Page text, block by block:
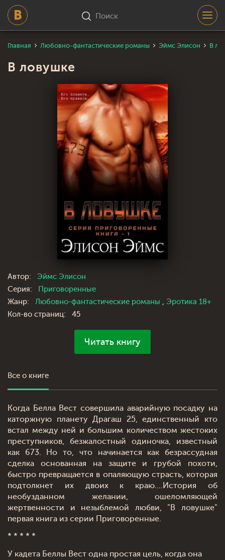
Поиск
Главная Любовно-фантастические романы Эймс Элисон В
В ловушке
Автор:
Эймс Элисон
Серия:
Приговоренные
Жанр:
Любовно-фантастические романы , Эротика 18+
Кол-во страниц:
45
Читать книгу
Все о книге
Когда Белла Вест совершила аварийную посадку на
каторжную планету Драгаш 25, единственный кто
встал между ней и большим количеством жестоких
преступников, безжалостный одиночка, известный
как 673. Но то, что начинается как безрассудная
сделка основанная на защите и грубой похоти,
быстро превращается в опаляющую страсть, которая
подтолкнет их двоих к краю....История об
необузданном желании, ошеломляющей
жертвенности и незыблемой любви, "В ловушке"
первая книга из серии Приговоренные.
* * * * *
У кадета Беллы Вест одна простая цель, когда она